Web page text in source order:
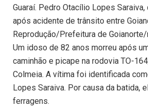
Guaraí. Pedro Otacílio Lopes
após acidente de trânsito entre
Reprodução/Prefeitura de
Um idoso de 82 anos morreu após
caminhão e picape na rodovia TO-
Colmeia. A vítima foi identificada
Lopes Saraiva. Por causa da batida,
ferragens.